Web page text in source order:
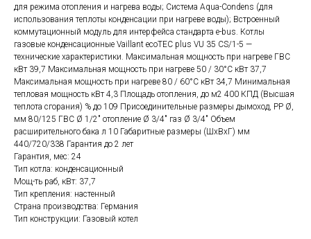
для режима отопления и нагрева воды; Система Aqua-Condens (для
использования теплоты конденсации при нагреве воды); Встроенный
коммутационный модуль для интерфейса стандарта e-bus. Котлы
газовые конденсационные Vaillant ecoTEC plus VU 35 CS/1-5 —
технические характеристики. Максимальная мощность при нагреве ГВС
кВт 39,7 Максимальная мощность при нагреве 50 / 30°С кВт 37,7
Максимальная мощность при нагреве 80 / 60°С кВт 34,7 Минимальная
тепловая мощность кВт 4,3 Площадь отопления, до м2 400 КПД (Высшая
теплота сгорания) % до 109 Присоединительные размеры дымоход, PP Ø,
мм 80/125 ГВС Ø 1/2″ отопление Ø 3/4″ газ Ø 3/4″ Объем
расширительного бака л 10 Габаритные размеры (ШхВхГ) мм
440/720/338 Гарантия до 2 лет
Гарантия, мес: 24
Тип котла: конденсационный
Мощ-ть раб, кВт: 37,7
Тип крепления: настенный
Страна производства: Германия
Тип конструкции: Газовый котел